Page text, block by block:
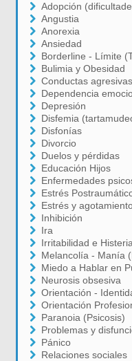
Adopción
Angustia
Anorexia
Ansiedad
Borderline - Límite
Bulimia y Obesidad
Conductas agresivas
Dependencia
Depresión
Disfemia
Disfonías
Divorcio
Duelos y pérdidas
Educación Hijos
Enfermedades
Estrés
Estrés y
Inhibición
Ira
Irritabilidad e Histeria
Melancolía - Manía
Miedo a Hablar en
Neurosis obsesiva
Orientación -
Orientación
Paranoia (Psicosis)
Problemas y
Pánico
Relaciones sociales